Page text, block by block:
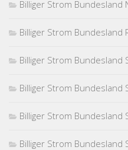
Billiger Strom Bundesland
Billiger Strom Bundesland
Billiger Strom Bundesland
Billiger Strom Bundesland
Billiger Strom Bundesland
Billiger Strom Bundesland